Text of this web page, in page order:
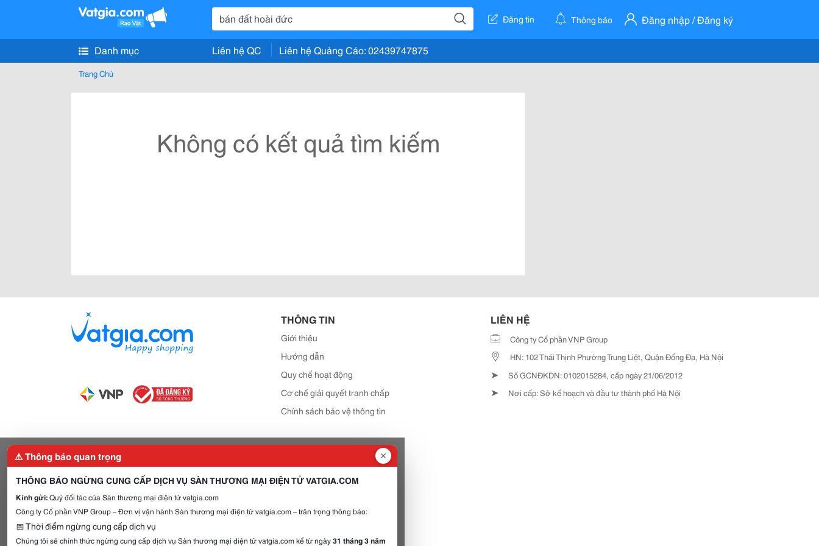
Đăng tin Thông báo Đăng nhập / Đăng ký
Danh mục Liên hệ QC Liên hệ Quảng Cáo: 02439747875
Trang Chủ
Không có kết quả tìm kiếm
THÔNG TIN
Giới thiệu
Hướng dẫn
Quy chế hoạt động
Cơ chế giải quyết tranh chấp
Chính sách bảo vệ thông tin
LIÊN HỆ
Công ty Cổ phần VNP Group
HN: 102 Thái Thịnh Phường Trung Liệt, Quận Đống Đa, Hà Nội
➤ Số GCNĐKDN: 0102015284, cấp ngày 21/06/2012
➤ Nơi cấp: Sở kế hoạch và đầu tư thành phố Hà Nội
⚠️ Thông báo quan trọng
THÔNG BÁO NGỪNG CUNG CẤP DỊCH VỤ SÀN THƯƠNG MẠI ĐIỆN TỬ VATGIA.COM
Kính gửi:Quý đối tác của Sàn thương mại điện tử vatgia.com
Công ty Cổ phần VNP Group – Đơn vị vận hành Sàn thương mại điện tử vatgia.com – trân trọng thông báo:
📅 Thời điểm ngừng cung cấp dịch vụ
Chúng tôi sẽ chính thức ngừng cung cấp dịch vụ Sàn thương mại điện tử vatgia.com kể từ ngày31 tháng 3 năm